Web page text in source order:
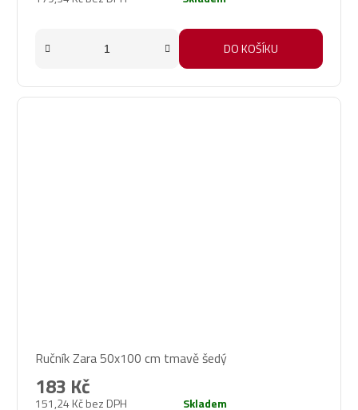
DO KOŠÍKU
Ručník Zara 50x100 cm tmavě šedý
151,24 Kč bez DPH
183 Kč
Skladem